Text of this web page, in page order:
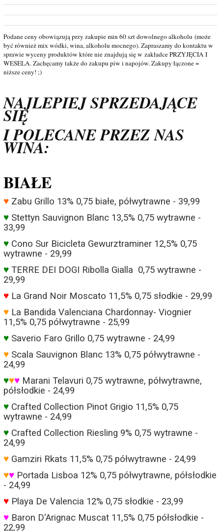
Podane ceny obowiązują przy zakupie min 60 szt dowolnego alkoholu (może
być również mix wódki, wina, alkoholu mocnego). Zapraszamy do kontaktu w
sprawie wyceny produktów które nie znajdują się w zakładce PRZYJĘCIA I
WESELA. Zachęcamy także do zakupu piw i napojów. Zakupy łączone =
niższe ceny! ;)
NAJLEPIEJ SPRZEDAJĄCE
SIĘ
I POLECANEPRZEZ NAS
WINA:
BIAŁE
♥ Zabu Grillo 13% 0,75 białe, półwytrawne - 39,99
♥ Stettyn Sauvignon Blanc 13,5% 0,75 wytrawne -
33,99
♥ Cono Sur Bicicleta Gewurztraminer 12,5% 0,75
wytrawne - 29,99
♥ TERRE DEI DOGI Ribolla Gialla 0,75 wytrawne -
29,99
♥ La Grand Noir Moscato 11,5% 0,75 słodkie - 29,99
♥ La Bandida Valenciana Chardonnay- Viognier
11,5% 0,75 półwytrawne - 25,99
♥ Saverio Faro Grillo 0,75 wytrawne - 24,99
♥ Scala Sauvignon Blanc 13% 0,75 półwytrawne -
24,99
♥♥♥ Marani Telavuri 0,75 wytrawne, półwytrawne,
półsłodkie - 24,99
♥ Crafted Collection Pinot Grigio 11,5% 0,75
wytrawne - 24,99
♥ Crafted Collection Riesling 9% 0,75 wytrawne -
24,99
♥ Gamziri Rkats 11,5% 0,75 półwytrawne - 24,99
♥♥Portada Lisboa 12% 0,75 półwytrawne, półsłodkie
- 24,99
♥ Playa De Valencia 12% 0,75 słodkie - 23,99
♥ Baron D'Arignac Muscat 11,5% 0,75 półsłodkie -
22,99